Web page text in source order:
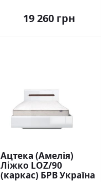
19 260 грн
Ацтека (Амелія)
Ліжко LOZ/90
(каркас) БРВ Україна